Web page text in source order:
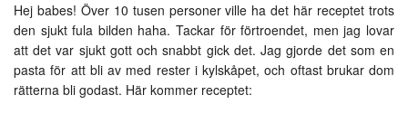
Hej babes! Över 10 tusen personer ville ha det här receptet trots
den sjukt fula bilden haha. Tackar för förtroendet, men jag lovar
att det var sjukt gott och snabbt gick det. Jag gjorde det som en
pasta för att bli av med rester i kylskåpet, och oftast brukar dom
rätterna bli godast. Här kommer receptet: